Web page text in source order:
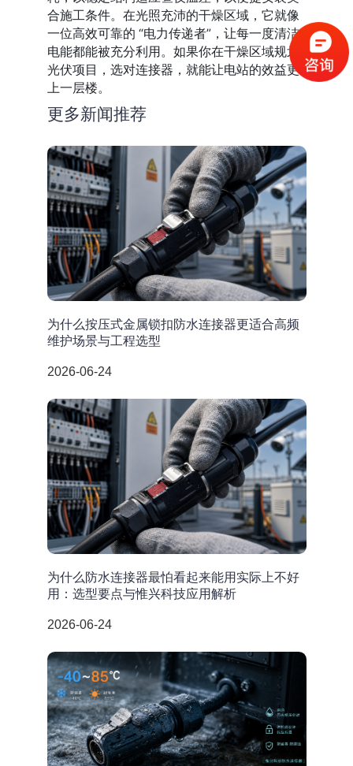
合施工条件。在光照充沛的干燥区域，它就像
一位高效可靠的 “电力传递者”，让每一度清洁
电能都能被充分利用。如果你在干燥区域规划
光伏项目，选对连接器，就能让电站的效益更
上一层楼。
更多新闻推荐
为什么按压式金属锁扣防水连接器更适合高频
维护场景与工程选型
2026-06-24
为什么防水连接器最怕看起来能用实际上不好
用：选型要点与惟兴科技应用解析
2026-06-24